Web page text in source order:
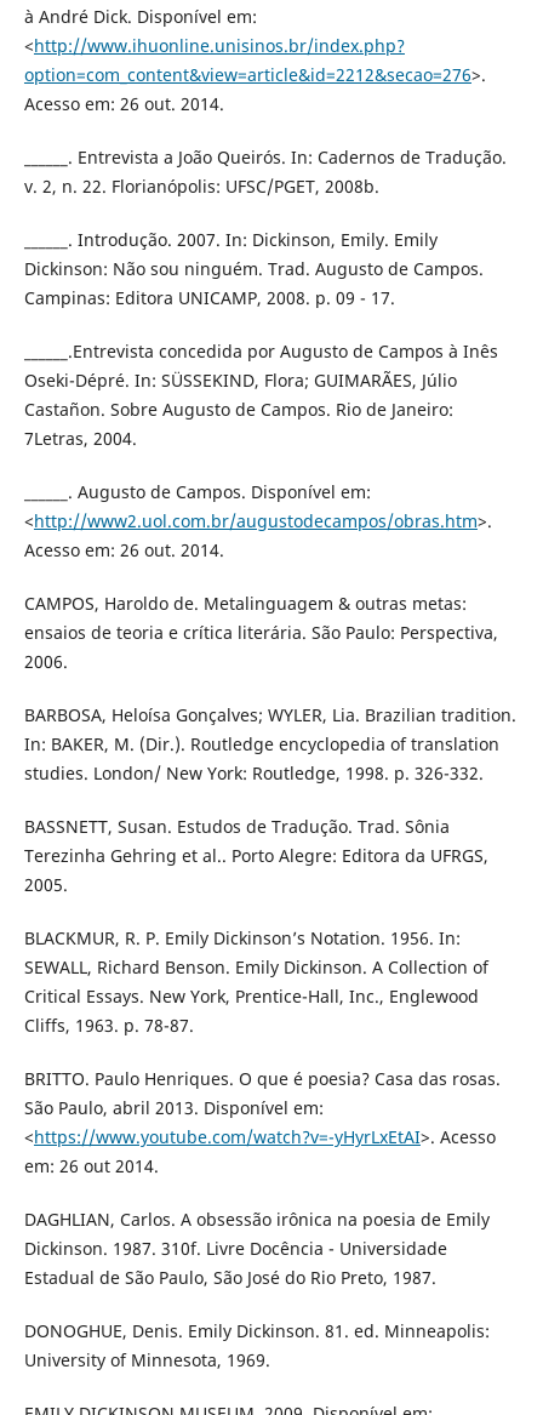
à André Dick. Disponível em:
<http://www.ihuonline.unisinos.br/index.php?
option=com_content&view=article&id=2212&secao=276>.
Acesso em: 26 out. 2014.
______. Entrevista a João Queirós. In: Cadernos de Tradução.
v. 2, n. 22. Florianópolis: UFSC/PGET, 2008b.
______. Introdução. 2007. In: Dickinson, Emily. Emily
Dickinson: Não sou ninguém. Trad. Augusto de Campos.
Campinas: Editora UNICAMP, 2008. p. 09 - 17.
______.Entrevista concedida por Augusto de Campos à Inês
Oseki-Dépré. In: SÜSSEKIND, Flora; GUIMARÃES, Júlio
Castañon. Sobre Augusto de Campos. Rio de Janeiro:
7Letras, 2004.
______. Augusto de Campos. Disponível em:
<http://www2.uol.com.br/augustodecampos/obras.htm>.
Acesso em: 26 out. 2014.
CAMPOS, Haroldo de. Metalinguagem & outras metas:
ensaios de teoria e crítica literária. São Paulo: Perspectiva,
2006.
BARBOSA, Heloísa Gonçalves; WYLER, Lia. Brazilian tradition.
In: BAKER, M. (Dir.). Routledge encyclopedia of translation
studies. London/ New York: Routledge, 1998. p. 326-332.
BASSNETT, Susan. Estudos de Tradução. Trad. Sônia
Terezinha Gehring et al.. Porto Alegre: Editora da UFRGS,
2005.
BLACKMUR, R. P. Emily Dickinson’s Notation. 1956. In:
SEWALL, Richard Benson. Emily Dickinson. A Collection of
Critical Essays. New York, Prentice-Hall, Inc., Englewood
Cliffs, 1963. p. 78-87.
BRITTO. Paulo Henriques. O que é poesia? Casa das rosas.
São Paulo, abril 2013. Disponível em:
<https://www.youtube.com/watch?v=-yHyrLxEtAI>. Acesso
em: 26 out 2014.
DAGHLIAN, Carlos. A obsessão irônica na poesia de Emily
Dickinson. 1987. 310f. Livre Docência - Universidade
Estadual de São Paulo, São José do Rio Preto, 1987.
DONOGHUE, Denis. Emily Dickinson. 81. ed. Minneapolis:
University of Minnesota, 1969.